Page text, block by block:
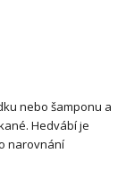
nebo šamponu a
Hedvábí je
narovnání